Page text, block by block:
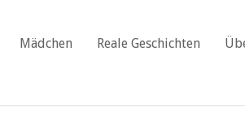
Mädchen Reale Geschichten